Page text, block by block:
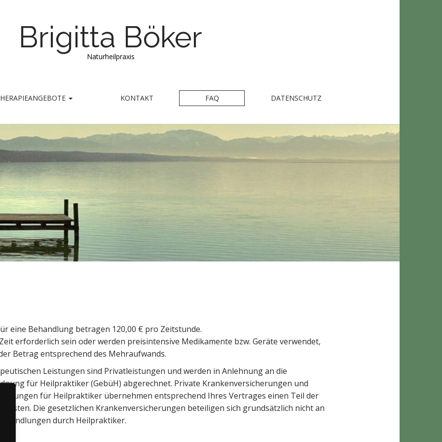
Brigitta Böker
Naturheilpraxis
KONTAKT FAQ DATENSCHUTZ
eine Behandlung betragen 120,00 € pro Zeitstunde.
erforderlich sein oder werden preisintensive Medikamente bzw. Geräte verwendet,
Betrag entsprechend des Mehraufwands.
Leistungen sind Privatleistungen und werden in Anlehnung an die
für Heilpraktiker (GebüH) abgerechnet. Private Krankenversicherungen und
für Heilpraktiker übernehmen entsprechend Ihres Vertrages einen Teil der
Die gesetzlichen Krankenversicherungen beteiligen sich grundsätzlich nicht an
durch Heilpraktiker.